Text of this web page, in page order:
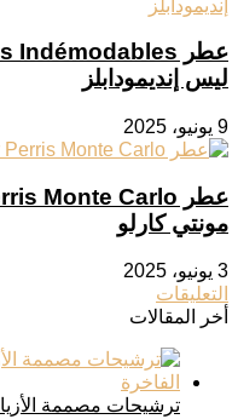
ليس إنديمودابلز
9 يونيو، 2025
مونتي كارلو
3 يونيو، 2025
التعليقات
أخر المقالات
ترشيحات مصممة